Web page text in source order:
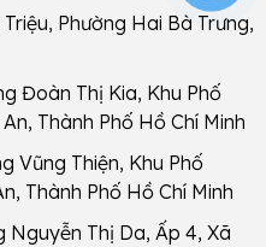
Phường Hai Bà Trưng,
Đoàn Thị Kia, Khu Phố
Thành Phố Hồ Chí Minh
Vũng Thiện, Khu Phố
Thành Phố Hồ Chí Minh
Nguyễn Thị Da, Ấp 4, Xã